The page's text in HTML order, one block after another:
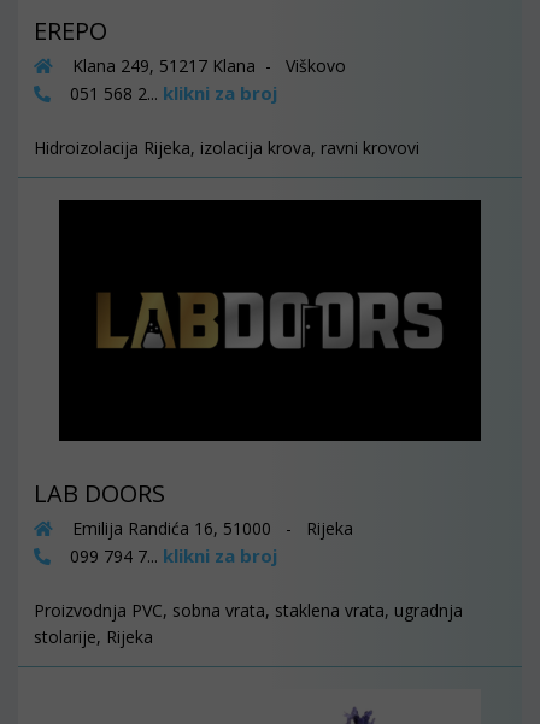
EREPO
Klana 249, 51217 Klana - Viškovo
051 568 2... klikni za broj
Hidroizolacija Rijeka, izolacija krova, ravni krovovi
LAB DOORS
Emilija Randića 16, 51000 - Rijeka
099 794 7... klikni za broj
Proizvodnja PVC, sobna vrata, staklena vrata, ugradnja
stolarije, Rijeka